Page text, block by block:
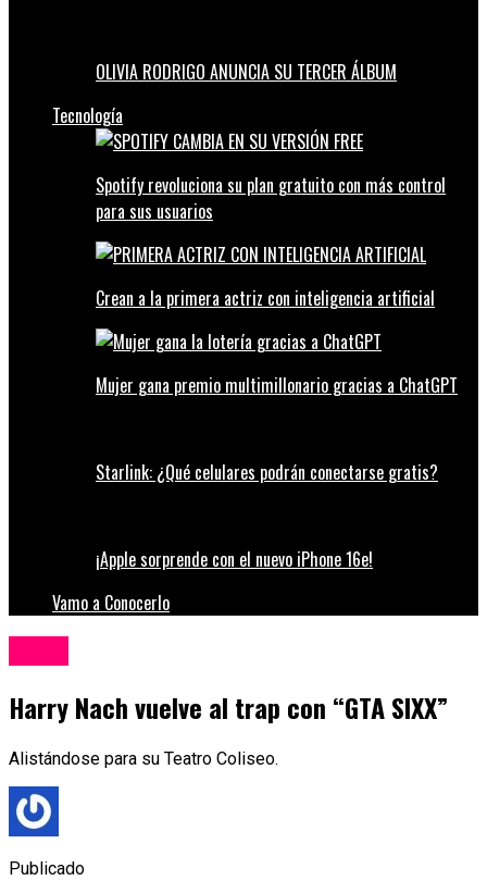
OLIVIA RODRIGO ANUNCIA SU TERCER ÁLBUM
Tecnología
Spotify revoluciona su plan gratuito con más control
para sus usuarios
Crean a la primera actriz con inteligencia artificial
Mujer gana premio multimillonario gracias a ChatGPT
Starlink: ¿Qué celulares podrán conectarse gratis?
¡Apple sorprende con el nuevo iPhone 16e!
Vamo a Conocerlo
Harry Nach vuelve al trap con “GTA SIXX”
Alistándose para su Teatro Coliseo.
Publicado